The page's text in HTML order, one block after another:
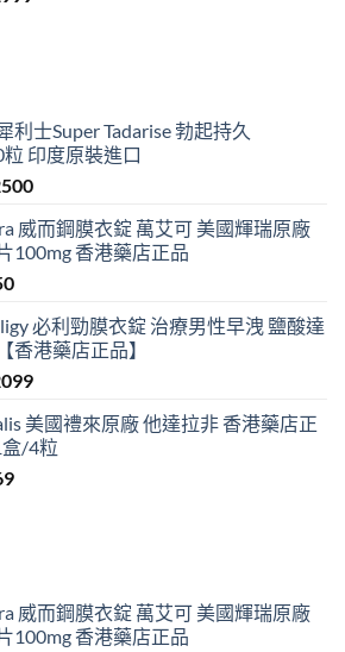
利士Super Tadarise 勃起持久
印度原裝進口
Price
$489
through
威而鋼膜衣錠 萬艾可 美國輝瑞原廠
100mg 香港藥店正品
Current
is:
$450.
必利勁膜衣錠 治療男性早洩 鹽酸達
香港藥店正品】
Price
$799
through
美國禮來原廠 他達拉非 香港藥店正
盒/4粒
Current
威而鋼膜衣錠 萬艾可 美國輝瑞原廠
100mg 香港藥店正品